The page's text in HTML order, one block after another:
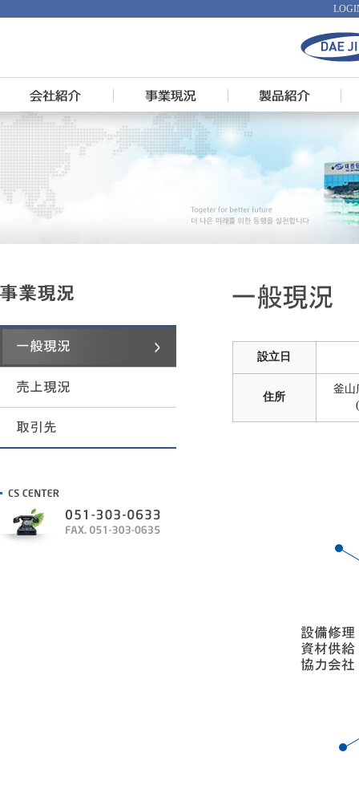
設立日
住所
釜山